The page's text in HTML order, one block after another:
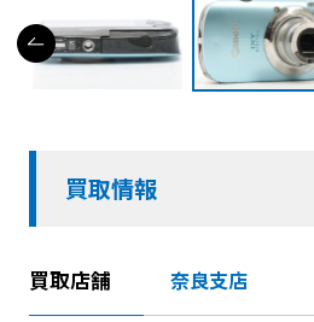
買取情報
買取店舗 奈良支店